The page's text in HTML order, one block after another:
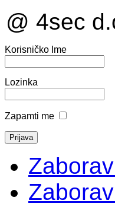
@ 4sec
Korisničko Ime
Lozinka
Zapamti me